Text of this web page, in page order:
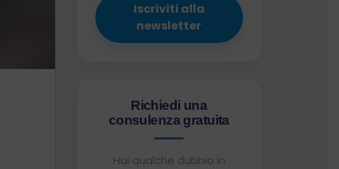
Iscriviti alla
newsletter
Richiedi una
consulenza gratuita
Hai qualche dubbio in